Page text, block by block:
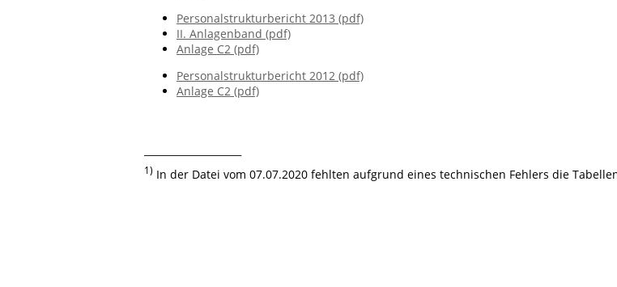
Personalstrukturbericht 2013 (pdf)
II. Anlagenband (pdf)
Anlage C2 (pdf)
Personalstrukturbericht 2012 (pdf)
Anlage C2 (pdf)
1) In der Datei vom 07.07.2020 fehlten aufgrund eines technischen Fehlers die